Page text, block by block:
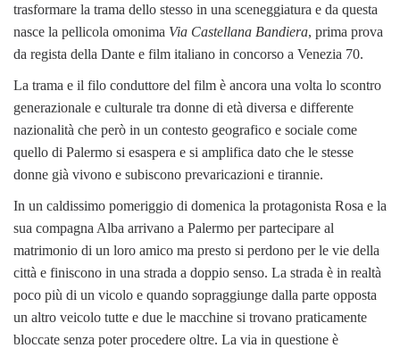
trasformare la trama dello stesso in una sceneggiatura e da questa
nasce la pellicola omonima Via Castellana Bandiera, prima prova
da regista della Dante e film italiano in concorso a Venezia 70.
La trama e il filo conduttore del film è ancora una volta lo scontro
generazionale e culturale tra donne di età diversa e differente
nazionalità che però in un contesto geografico e sociale come
quello di Palermo si esaspera e si amplifica dato che le stesse
donne già vivono e subiscono prevaricazioni e tirannie.
In un caldissimo pomeriggio di domenica la protagonista Rosa e la
sua compagna Alba arrivano a Palermo per partecipare al
matrimonio di un loro amico ma presto si perdono per le vie della
città e finiscono in una strada a doppio senso. La strada è in realtà
poco più di un vicolo e quando sopraggiunge dalla parte opposta
un altro veicolo tutte e due le macchine si trovano praticamente
bloccate senza poter procedere oltre. La via in questione è